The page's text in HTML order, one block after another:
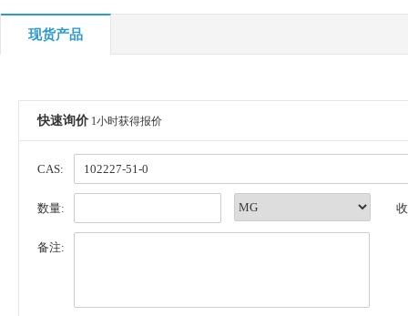
现货产品
快速询价 1小时获得报价
CAS:
数量:
备注: